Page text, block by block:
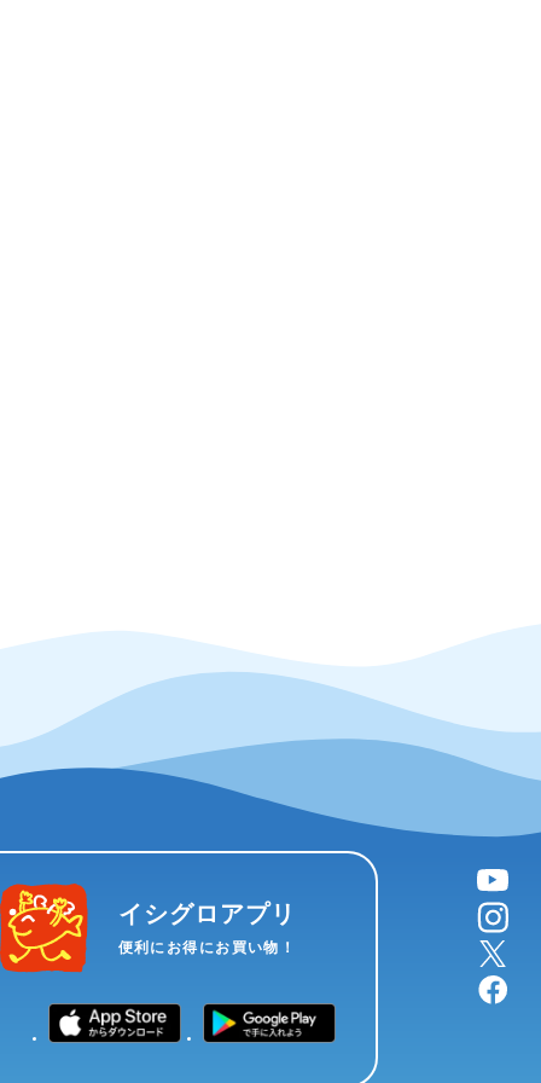
イシグロアプリ
便利にお得にお買い物！
YouTube
instagram
X
facebook